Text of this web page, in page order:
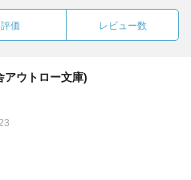
評価 レビュー数
アウトロー文庫)